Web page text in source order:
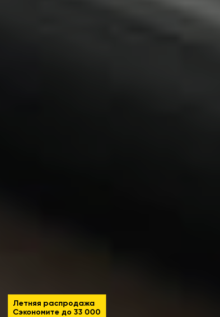
Летняя распродажа
Сэкономите до 33 000